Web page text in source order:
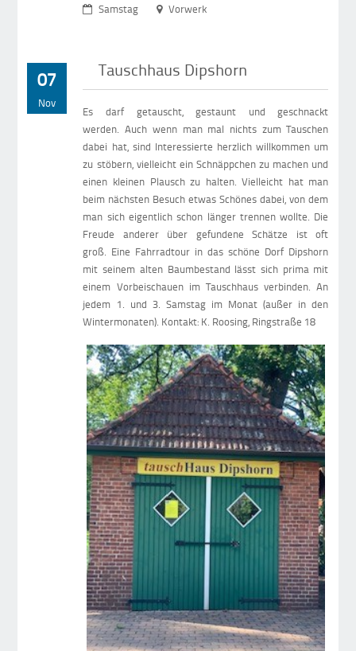
Samstag Vorwerk
07
Nov
Tauschhaus Dipshorn
Es darf getauscht, gestaunt und geschnackt
werden. Auch wenn man mal nichts zum Tauschen
dabei hat, sind Interessierte herzlich willkommen um
zu stöbern, vielleicht ein Schnäppchen zu machen und
einen kleinen Plausch zu halten. Vielleicht hat man
beim nächsten Besuch etwas Schönes dabei, von dem
man sich eigentlich schon länger trennen wollte. Die
Freude anderer über gefundene Schätze ist oft
groß. Eine Fahrradtour in das schöne Dorf Dipshorn
mit seinem alten Baumbestand lässt sich prima mit
einem Vorbeischauen im Tauschhaus verbinden. An
jedem 1. und 3. Samstag im Monat (außer in den
Wintermonaten). Kontakt: K. Roosing, Ringstraße 18